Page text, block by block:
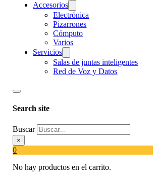
Accesorios
Electrónica
Pizarrones
Cómputo
Varios
Servicios
Salas de juntas inteligentes
Red de Voz y Datos
Search site
Buscar
×
0
No hay productos en el carrito.